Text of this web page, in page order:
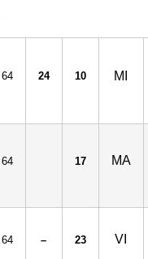
64 24 10 MI
64 17 MA
64 – 23 VI